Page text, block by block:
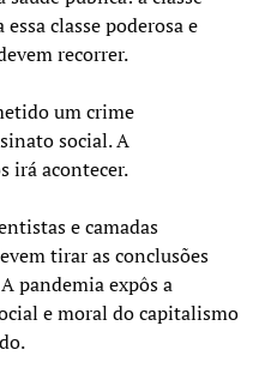
classe poderosa e
recorrer.
um crime
social. A
irá acontecer.
e camadas
tirar as conclusões
pandemia expôs a
e moral do capitalismo